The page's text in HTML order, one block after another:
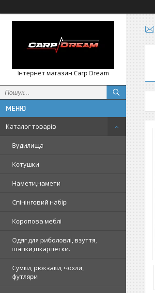
Інтернет магазин Carp Dream
Каталог товарів
Вудилища
Котушки
Намети,намети
Спінінговий набір
Коропова меблі
Одяг для риболовлі, взуття,
шапки,шкарпетки.
Сумки, рюкзаки, чохли,
футляри